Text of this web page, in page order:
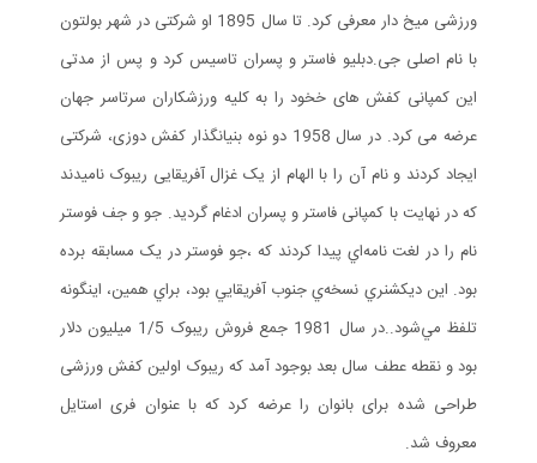
ورزشی میخ دار معرفی کرد. تا سال 1895 او شرکتی در شهر بولتون
با نام اصلی جی.دبلیو فاستر و پسران تاسیس کرد و پس از مدتی
این کمپانی کفش های خخود را به کلیه ورزشکاران سرتاسر جهان
عرضه می کرد. در سال 1958 دو نوه بنیانگذار کفش دوزی، شرکتی
ایجاد کردند و نام آن را با الهام از یک غزال آفریقایی ریبوک نامیدند
که در نهایت با کمپانی فاستر و پسران ادغام گردید. جو و جف فوستر
نام را در لغت نامه‌اي پيدا کردند که ،جو فوستر در يک مسابقه برده
بود. اين ديکشنري نسخه‌ي جنوب آفريقايي بود، براي همين، اينگونه
تلفظ مي‌شود..در سال 1981 جمع فروش ریبوک 1/5 میلیون دلار
بود و نقطه عطف سال بعد بوجود آمد که ریبوک اولین کفش ورزشی
طراحی شده برای بانوان را عرضه کرد که با عنوان فری استایل
معروف شد.